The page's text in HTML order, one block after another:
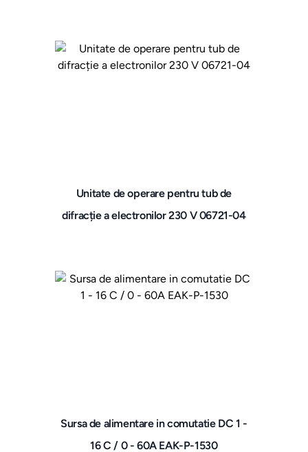
Unitate de operare pentru tub de
difracție a electronilor 230 V 06721-04
Sursa de alimentare in comutatie DC 1 -
16 C / 0 - 60A EAK-P-1530